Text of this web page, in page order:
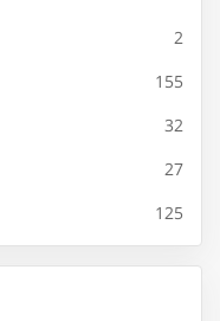
2
155
32
27
125